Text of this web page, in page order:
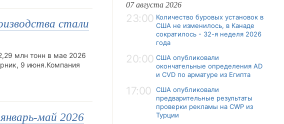
стали
млн тонн в мае 2026
9 июня.Компания
май 2026
07 августа 2026
23:00 Количество буровых установок в
США не изменилось, в Канаде
сократилось - 32-я неделя 2026
года
20:00 США опубликовали
окончательные определения AD
и CVD по арматуре из Египта
17:00
США опубликовали
предварительные результаты
проверки рекламы на CWP из
Турции